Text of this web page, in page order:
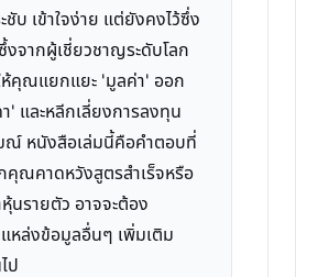
บ เข้าใจง่าย แต่ยังคงไว้ซึ่ง
งจากผู้เชี่ยวชาญระดับโลก
ห้คุณแยกแยะ 'มูลค่า' ออก
' และหลีกเลี่ยงการลงทุน
ณ์ หนังสือเล่มนี้คือคำตอบที่
คุณคาดหวังสูตรสำเร็จหรือ
นรายตัว อาจจะต้อง
หล่งข้อมูลอื่นๆ เพิ่มเติม
ป